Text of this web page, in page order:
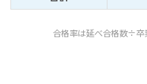
合格率は延べ合格数÷卒